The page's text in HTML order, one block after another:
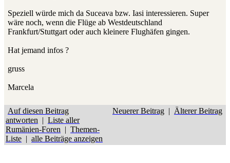
Speziell würde mich da Suceava bzw. Iasi interessieren. Super
wäre noch, wenn die Flüge ab Westdeutschland
Frankfurt/Stuttgart oder auch kleinere Flughäfen gingen.
Hat jemand infos ?
gruss
Marcela
Auf diesen Beitrag
antworten | Liste aller
Rumänien-Foren | Themen-
Liste | alle Beiträge anzeigen
Neuerer Beitrag | Älterer Beitrag